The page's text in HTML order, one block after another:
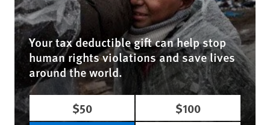
Your tax deductible gift can help stop
human rights violations and save lives
around the world.
$50
$100